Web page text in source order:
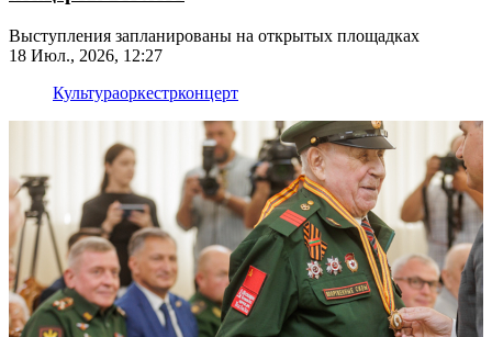
Выступления запланированы на открытых площадках
18 Июл., 2026, 12:27
Культураоркестрконцерт